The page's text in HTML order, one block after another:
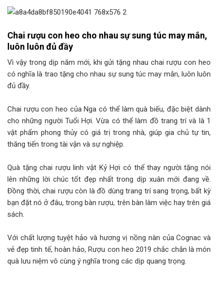
Chai rượu con heo cho nhau sự sung túc may mắn,
luôn luôn đủ đầy
Vì vậy trong dịp năm mới, khi gửi tặng nhau chai rượu con heo
có nghĩa là trao tặng cho nhau sự sung túc may mắn, luôn luôn
đủ đầy.
Chai rượu con heo của Nga có thể làm quà biếu, đặc biệt dành
cho những người Tuổi Hợi. Vừa có thể làm đồ trang trí và là 1
vật phẩm phong thủy có giá trị trong nhà, giúp gia chủ tự tin,
thăng tiến trong tài vận và sự nghiệp.
Quà tặng chai rượu linh vật Kỷ Hợi có thể thay người tặng nói
lên những lời chúc tốt đẹp nhất trong dịp xuân mới đang về.
Đồng thời, chai rượu còn là đồ dùng trang trí sang trọng, bất kỳ
bạn đặt nó ở đâu, trong bàn rượu, trên bàn làm việc hay trên giá
sách.
Với chất lượng tuyệt hảo và hương vị nồng nàn của Cognac và
vẻ đẹp tinh tế, hoàn hảo, Rượu con heo 2019 chắc chắn là món
quà lưu niệm vô cùng ý nghĩa trong các dịp quang trọng.